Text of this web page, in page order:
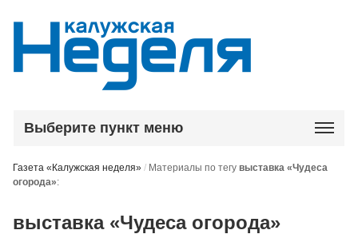
Выберите пункт меню
Газета «Калужская неделя» / Материалы по тегувыставка «Чудеса
огорода»:
выставка «Чудеса огорода»